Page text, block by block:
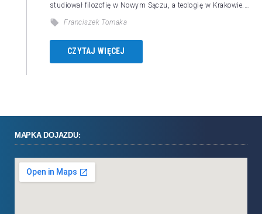
studiował filozofię w Nowym Sączu, a teologię w Krakowie.…
Franciszek Tomaka
CZYTAJ WIĘCEJ
MAPKA DOJAZDU: